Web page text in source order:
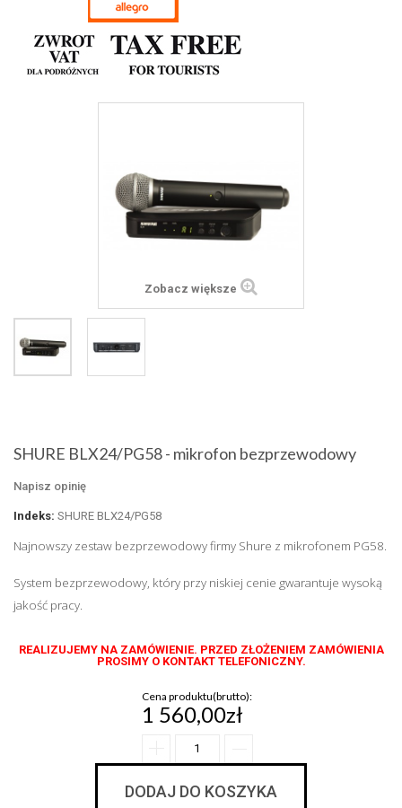
Zobacz większe
SHURE BLX24/PG58 - mikrofon bezprzewodowy
Napisz opinię
Indeks: SHURE BLX24/PG58
Najnowszy zestaw bezprzewodowy firmy Shure z mikrofonem PG58.
System bezprzewodowy, który przy niskiej cenie gwarantuje wysoką
jakość pracy.
REALIZUJEMY NA ZAMÓWIENIE. PRZED ZŁOŻENIEM ZAMÓWIENIA
PROSIMY O KONTAKT TELEFONICZNY.
Cena produktu(brutto):
1 560,00zł
DODAJ DO KOSZYKA